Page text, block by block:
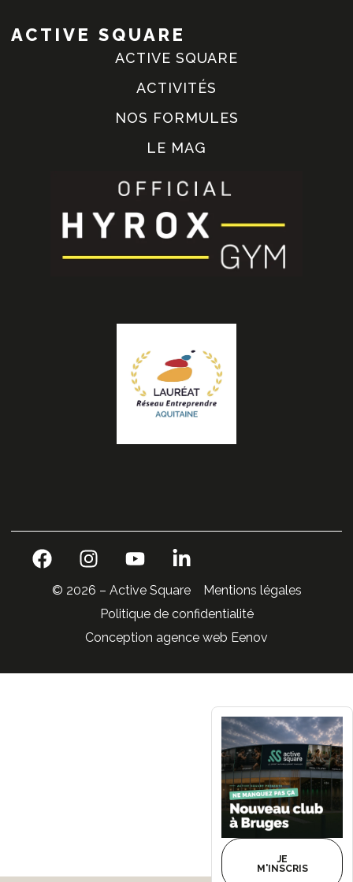
ACTIVE SQUARE
ACTIVE SQUARE
ACTIVITÉS
NOS FORMULES
LE MAG
© 2026 – Active Square
Mentions légales
Politique de confidentialité
Conception agence web Eenov
JE
M'INSCRIS